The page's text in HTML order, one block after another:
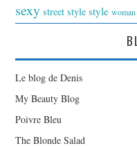
sexy street style style woman
Le blog de Denis
My Beauty Blog
Poivre Bleu
The Blonde Salad